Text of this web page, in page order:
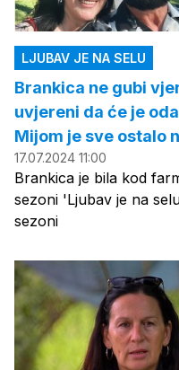
LJUBAV JE NA SELU
Brankica ne gubi
uvjereni da će je
Mijom je sve ostalo
17.07.2024 11:00
Brankica je bila kod
sezoni 'Ljubav je na
sezoni